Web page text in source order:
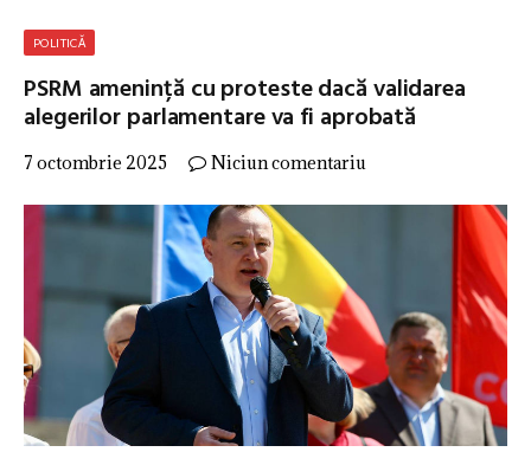
POLITICĂ
PSRM amenință cu proteste dacă validarea
alegerilor parlamentare va fi aprobată
7 octombrie 2025 Niciun comentariu